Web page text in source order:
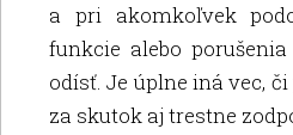
a pri akomkoľvek
funkcie alebo
odísť. Je úplne iná vec,
za skutok aj trestne